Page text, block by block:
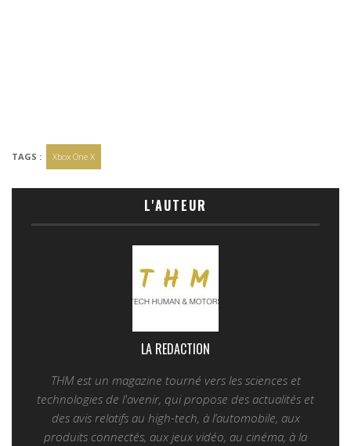
TAGS : Xbox One X
L'AUTEUR
LA REDACTION
THM est un magazine tourné vers les sciences et
technologies de l'avenir, qui propose des actualités et
des avis relatifs au high-tech, à l’automobile, aux
produits connectés, aux jeux vidéo, au cinéma, à la